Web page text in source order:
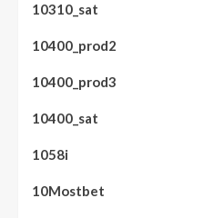
10310_sat
10400_prod2
10400_prod3
10400_sat
1058i
10Mostbet